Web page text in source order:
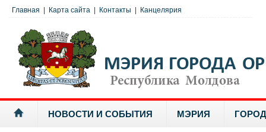
Главная Карта сайта Контакты Канцелярия
НОВОСТИ И СОБЫТИЯ МЭРИЯ